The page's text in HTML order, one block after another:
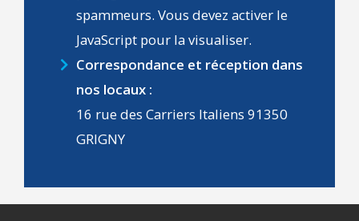
spammeurs. Vous devez activer le
JavaScript pour la visualiser.
Correspondance et réception dans
nos locaux :
16 rue des Carriers Italiens 91350
GRIGNY